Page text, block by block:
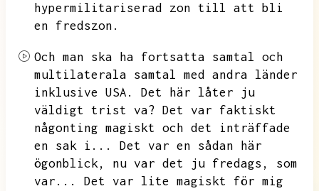
hypermilitariserad zon till att bli
en fredszon.
Och man ska ha fortsatta samtal och
multilaterala samtal med andra länder
inklusive USA.
Det här låter ju
väldigt trist va? Det var faktiskt
någonting magiskt och det inträffade
en sak i...
Det var en sådan här
ögonblick,
nu var det ju fredags,
som
var...
Det var lite magiskt för mig